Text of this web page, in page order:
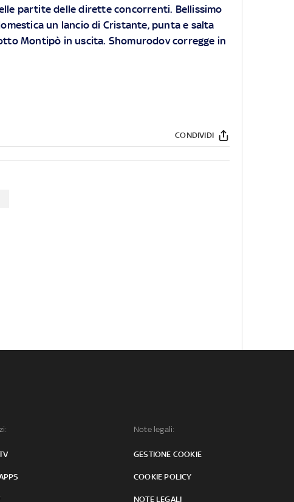
partite delle dirette concorrenti. Bellissimo
un lancio di Cristante, punta e salta
Montipò in uscita. Shomurodov corregge in
CONDIVIDI
Note legali:
GESTIONE COOKIE
COOKIE POLICY
NOTE LEGALI